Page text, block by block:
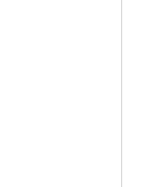
잘
않